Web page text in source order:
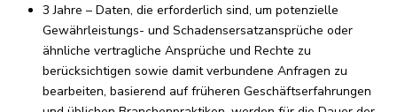
3 Jahre – Daten, die erforderlich sind, um potenzielle
Gewährleistungs- und Schadensersatzansprüche oder
ähnliche vertragliche Ansprüche und Rechte zu
berücksichtigen sowie damit verbundene Anfragen zu
bearbeiten, basierend auf früheren Geschäftserfahrungen